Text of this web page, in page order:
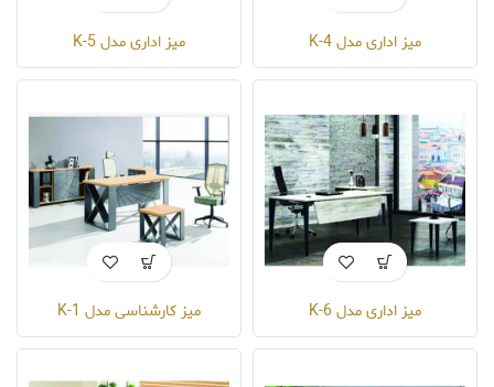
میز اداری مدل K-4 میز اداری مدل K-5
میز اداری مدل K-6 میز کارشناسی مدل K-1